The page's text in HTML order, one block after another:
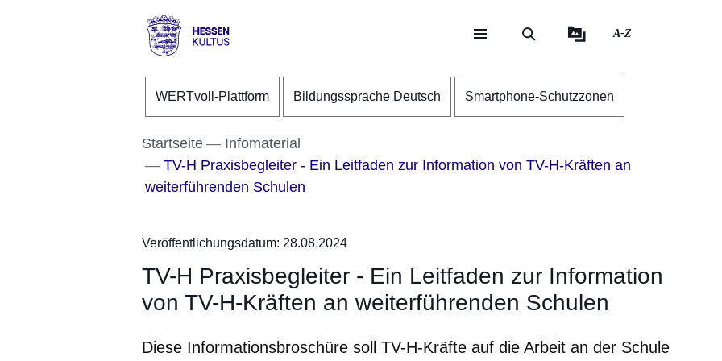
Direkt zum Kopf der Seite
Direkt zum Inhalt
Direkt zum Fuß der Seite
Kultus
A-Z
WERTvoll-Plattform Bildungssprache Deutsch Smartphone-Schutzzonen
Startseite
Infomaterial
TV-H Praxisbegleiter - Ein Leitfaden zur Information von TV-H-Kräften an
weiterführenden Schulen
Veröffentlichungsdatum: 28.08.2024
TV-H Praxisbegleiter - Ein Leitfaden zur Information
von TV-H-Kräften an weiterführenden Schulen
Diese Informationsbroschüre soll TV-H-Kräfte auf die Arbeit an der Schule